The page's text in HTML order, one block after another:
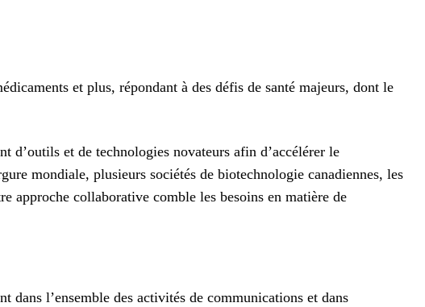
et plus, répondant à des défis de santé majeurs, dont le
et de technologies novateurs afin d’accélérer le
mondiale, plusieurs sociétés de biotechnologie canadiennes, les
approche collaborative comble les besoins en matière de
l’ensemble des activités de communications et dans